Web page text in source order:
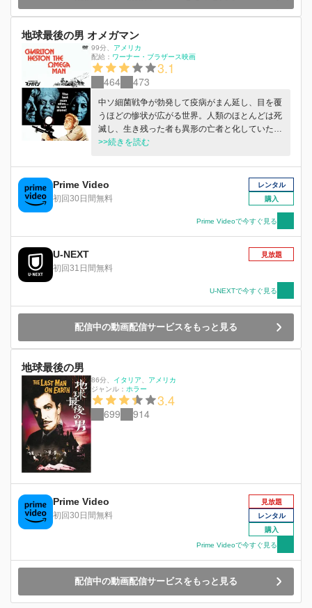
地球最後の男 オメガマン
99分、 アメリカ
配給： ワーナー・ブラザース映画
3.1
464 473
中ソ細菌戦争が勃発して疫病がまん延し、目を覆
うほどの惨状が広がる世界。人類のほとんどは死
滅し、生き残った者も異形の亡者と化していた。
そんななか、たった1人、細菌の開発者である科
生を得るが…。
>>続きを読む
Prime Video
初回30日間無料
レンタル
購入
Prime Videoで今すぐ見る
U-NEXT
初回31日間無料
見放題
U-NEXTで今すぐ見る
配信中の動画配信サービスをもっと見る
地球最後の男
86分、 イタリア
アメリカ
ジャンル： ホラー
3.4
699 914
Prime Video
初回30日間無料
見放題
レンタル
購入
Prime Videoで今すぐ見る
配信中の動画配信サービスをもっと見る